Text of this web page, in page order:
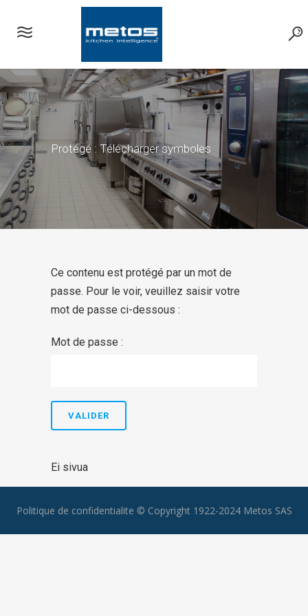
Protégé : Télécharger symboles
Ce contenu est protégé par un mot de
passe. Pour le voir, veuillez saisir votre
mot de passe ci-dessous :
Mot de passe :
Ei sivua
Politique de confidentialite © Copyright 1922-2024 Metos SAS